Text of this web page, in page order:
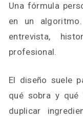
Una fórmula
en un
entrevista,
profesional.
El diseño suele
qué sobra y qué
duplicar